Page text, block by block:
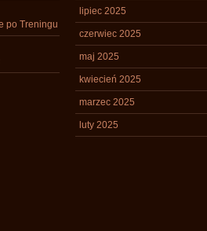
po Treningu
lipiec 2025
czerwiec 2025
maj 2025
kwiecień 2025
marzec 2025
luty 2025